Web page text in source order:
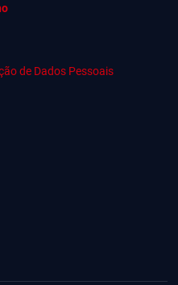
de Dados Pessoais